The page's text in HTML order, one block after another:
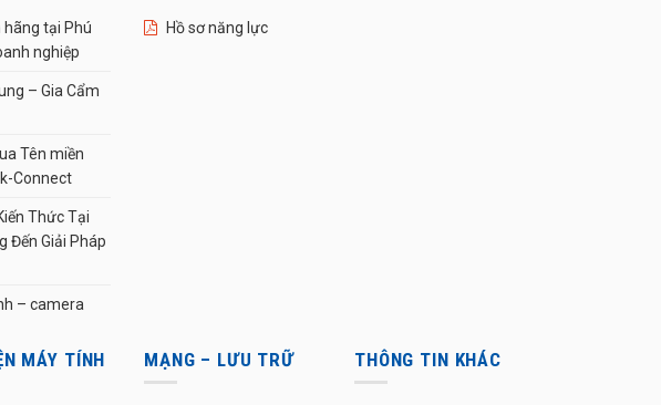
tại Phú
nghiệp
– Gia Cẩm
Tên miền
Connect
Thức Tại
Đến Giải Pháp
– camera
Hồ sơ năng lực
MÁY TÍNH MẠNG – LƯU TRỮ THÔNG TIN KHÁC